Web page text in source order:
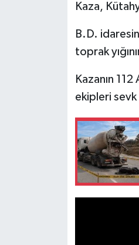
Kaza,
B.D.
toprak
Kazanın
ekipleri
Köşe Yazıları
Otomobil